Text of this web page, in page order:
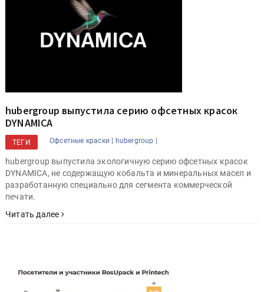
hubergroup выпустила серию офсетных красок
DYNAMICA
ТЕГИ Офсетные краски | hubergroup |
hubergroup выпустила экологичную серию офсетных красок
DYNAMICA, не содержащую кобальта и минеральных масел и
разработанную специально для сегмента коммерческой
печати.
Читать далее